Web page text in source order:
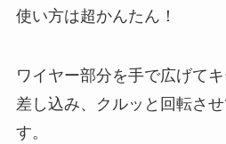
使い方は超かんたん！
ワイヤー部分を手で広げて
差し込み、クルッと回転さ
す。